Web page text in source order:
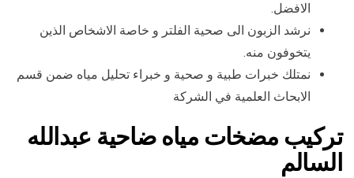
الافضل.
نرشد الزبون الى صحية الفلتر و خاصة الاشخاص الذين
يتخوفون منه.
نمتلك خبرات طبية و صحية و خبراء تحليل مياه ضمن قسم
الابحاث العلمية في الشركة
تركيب مضخات مياه ضاحية عبدالله
السالم